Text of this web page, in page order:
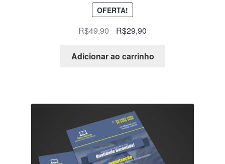
OFERTA!
R$49,90 R$29,90
Adicionar ao carrinho